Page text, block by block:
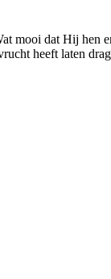
mooi dat Hij hen
heeft laten